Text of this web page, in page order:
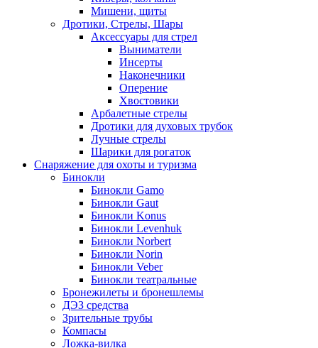
Мишени, щиты
Дротики, Стрелы, Шары
Аксессуары для стрел
Выниматели
Инсерты
Наконечники
Оперение
Хвостовики
Арбалетные стрелы
Дротики для духовых трубок
Лучные стрелы
Шарики для рогаток
Снаряжение для охоты и туризма
Бинокли
Бинокли Gamo
Бинокли Gaut
Бинокли Konus
Бинокли Levenhuk
Бинокли Norbert
Бинокли Norin
Бинокли Veber
Бинокли театральные
Бронежилеты и бронешлемы
ДЭЗ средства
Зрительные трубы
Компасы
Ложка-вилка